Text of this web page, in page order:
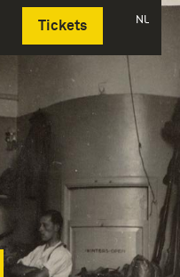
Tickets NL
Deutsch